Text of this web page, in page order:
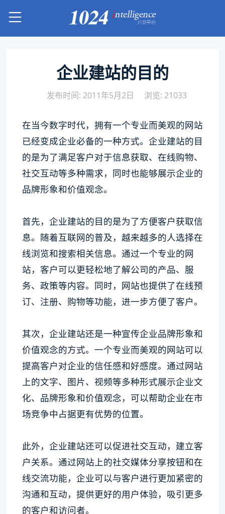
企业建站的目的
发布时间: 2011年5月2日 浏览: 21033
在当今数字时代，拥有一个专业而美观的网站
已经变成企业必备的一种方式。企业建站的目
的是为了满足客户对于信息获取、在线购物、
社交互动等多种需求，同时也能够展示企业的
品牌形象和价值观念。
首先，企业建站的目的是为了方便客户获取信
息。随着互联网的普及，越来越多的人选择在
线浏览和搜索相关信息。通过一个专业的网
站，客户可以更轻松地了解公司的产品、服
务、政策等内容。同时，网站也提供了在线预
订、注册、购物等功能，进一步方便了客户。
其次，企业建站还是一种宣传企业品牌形象和
价值观念的方式。一个专业而美观的网站可以
提高客户对企业的信任感和好感度。通过网站
上的文字、图片、视频等多种形式展示企业文
化、品牌形象和价值观念，可以帮助企业在市
场竞争中占据更有优势的位置。
此外，企业建站还可以促进社交互动，建立客
户关系。通过网站上的社交媒体分享按钮和在
线交流功能，企业可以与客户进行更加紧密的
沟通和互动，提供更好的用户体验，吸引更多
的客户和访问者。